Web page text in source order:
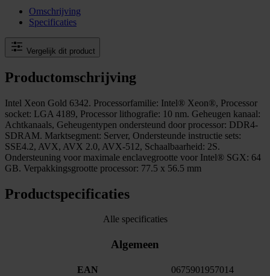
Omschrijving
Specificaties
Vergelijk dit product
Productomschrijving
Intel Xeon Gold 6342. Processorfamilie: Intel® Xeon®, Processor
socket: LGA 4189, Processor lithografie: 10 nm. Geheugen kanaal:
Achtkanaals, Geheugentypen ondersteund door processor: DDR4-
SDRAM. Marktsegment: Server, Ondersteunde instructie sets:
SSE4.2, AVX, AVX 2.0, AVX-512, Schaalbaarheid: 2S.
Ondersteuning voor maximale enclavegrootte voor Intel® SGX: 64
GB. Verpakkingsgrootte processor: 77.5 x 56.5 mm
Productspecificaties
Alle specificaties
Algemeen
EAN
0675901957014